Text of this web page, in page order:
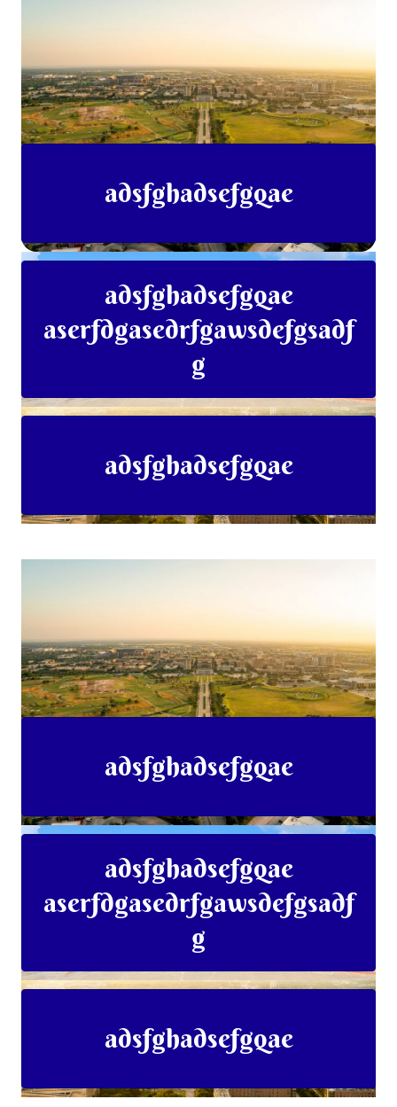
adsfghadsefgqae
adsfghadsefgqae
aserfdgasedrfgawsdefgsadf
g
adsfghadsefgqae
adsfghadsefgqae
adsfghadsefgqae
aserfdgasedrfgawsdefgsadf
g
adsfghadsefgqae